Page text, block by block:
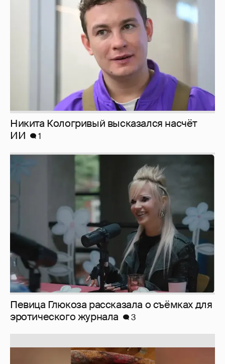
Никита Кологривый высказался насчёт
ИИ
1
Певица Глюкоза рассказала о съёмках для
эротического журнала
3